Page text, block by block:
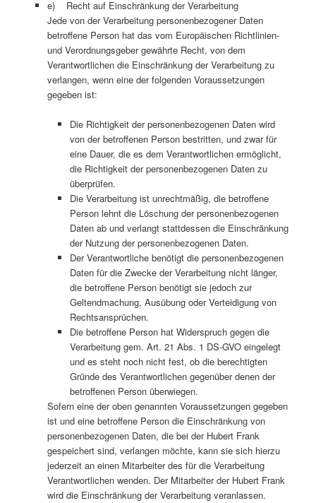
e) Recht auf Einschränkung der Verarbeitung
Jede von der Verarbeitung personenbezogener Daten
betroffene Person hat das vom Europäischen Richtlinien-
und Verordnungsgeber gewährte Recht, von dem
Verantwortlichen die Einschränkung der Verarbeitung zu
verlangen, wenn eine der folgenden Voraussetzungen
gegeben ist:
Die Richtigkeit der personenbezogenen Daten wird
von der betroffenen Person bestritten, und zwar für
eine Dauer, die es dem Verantwortlichen ermöglicht,
die Richtigkeit der personenbezogenen Daten zu
überprüfen.
Die Verarbeitung ist unrechtmäßig, die betroffene
Person lehnt die Löschung der personenbezogenen
Daten ab und verlangt stattdessen die Einschränkung
der Nutzung der personenbezogenen Daten.
Der Verantwortliche benötigt die personenbezogenen
Daten für die Zwecke der Verarbeitung nicht länger,
die betroffene Person benötigt sie jedoch zur
Geltendmachung, Ausübung oder Verteidigung von
Rechtsansprüchen.
Die betroffene Person hat Widerspruch gegen die
Verarbeitung gem. Art. 21 Abs. 1 DS-GVO eingelegt
und es steht noch nicht fest, ob die berechtigten
Gründe des Verantwortlichen gegenüber denen der
betroffenen Person überwiegen.
Sofern eine der oben genannten Voraussetzungen gegeben
ist und eine betroffene Person die Einschränkung von
personenbezogenen Daten, die bei der Hubert Frank
gespeichert sind, verlangen möchte, kann sie sich hierzu
jederzeit an einen Mitarbeiter des für die Verarbeitung
Verantwortlichen wenden. Der Mitarbeiter der Hubert Frank
wird die Einschränkung der Verarbeitung veranlassen.